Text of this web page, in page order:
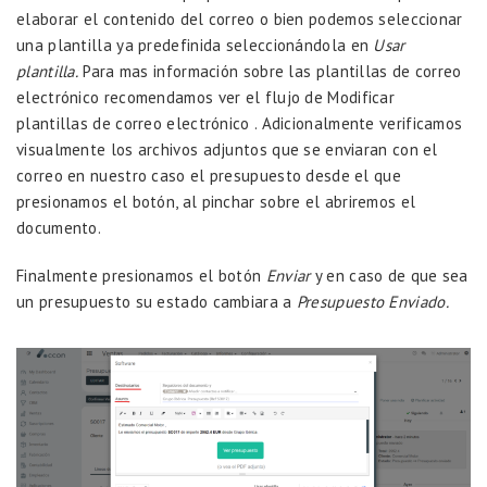
elaborar el contenido del correo o bien podemos seleccionar
una plantilla ya predefinida seleccionándola en Usar
plantilla. Para mas información sobre las plantillas de correo
electrónico recomendamos ver el flujo deModificar
plantillas de correo electrónico . Adicionalmente verificamos
visualmente los archivos adjuntos que se enviaran con el
correo en nuestro caso el presupuesto desde el que
presionamos el botón, al pinchar sobre el abriremos el
documento.
Finalmente presionamos el botón Enviary en caso de que sea
un presupuesto su estado cambiara a Presupuesto Enviado.